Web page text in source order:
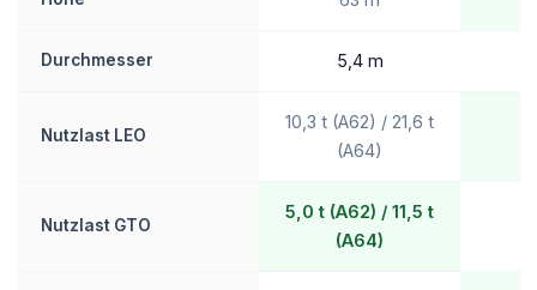
Durchmesser 5,4 m
Nutzlast LEO
10,3 t (A62) / 21,6 t
(A64)
Nutzlast GTO
5,0 t (A62) / 11,5 t
(A64)